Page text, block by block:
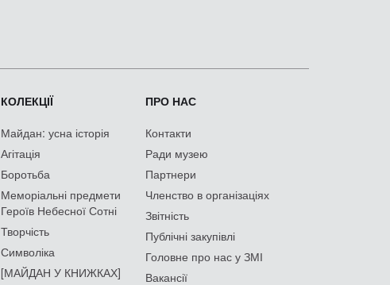
КОЛЕКЦІЇ
Майдан: усна історія
Агітація
Боротьба
Меморіальні предмети
Героїв Небесної Сотні
Творчість
Символіка
[МАЙДАН У КНИЖКАХ]
ПРО НАС
Контакти
Ради музею
Партнери
Членство в організаціях
Звітність
Публічні закупівлі
Головне про нас у ЗМІ
Вакансії